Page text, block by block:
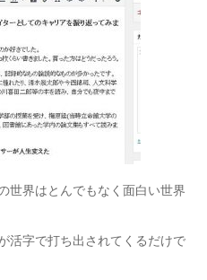
世界はとんでもなく面白い世界
活字で打ち出されてくるだけで